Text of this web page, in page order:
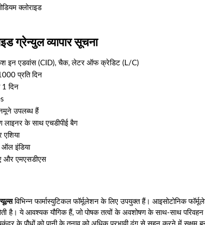
क्लोराइड
ग्रेन्युल व्यापार सूचना
इन एडवांस (CID), चैक, लेटर ऑफ क्रेडिट (L/C)
प्रति दिन
1 दिन
उपलब्ध हैं
लाइनर के साथ एचडीपीई बैग
एशिया
ऑल इंडिया
और एमएसडीएस
विभिन्न फार्मास्युटिकल फॉर्मूलेशन के लिए उपयुक्त हैं। आइसोटोनिक
है। ये आवश्यक यौगिक हैं, जो पोषक तत्वों के अवशोषण के साथ-साथ